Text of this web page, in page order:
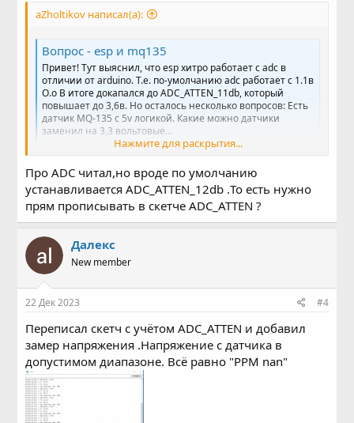
aZholtikov написал(а):
Вопрос - esp и mq135
Привет! Тут выяснил, что esp хитро работает с adc в
отличии от arduino. Т.е. по-умолчанию adc работает с 1.1в
O.o В итоге докапался до ADC_ATTEN_11db, который
повышает до 3,6в. Но осталось несколько вопросов: Есть
датчик MQ-135 с 5v логикой. Какие можно датчики
заменил на 3,3 вольтовые...
Нажмите для раскрытия...
Про ADC читал,но вроде по умолчанию
устанавливается ADC_ATTEN_12db .То есть нужно
прям прописывать в скетче ADC_ATTEN ?
Далекс
New member
22 Дек 2023 #4
Переписал скетч с учётом ADC_ATTEN и добавил
замер напряжения .Напряжение с датчика в
допустимом диапазоне. Всё равно "PPM nan"